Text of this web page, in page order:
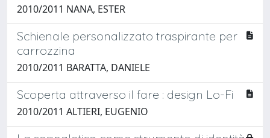
2010/2011 NANA, ESTER
Schienale personalizzato traspirante per
carrozzina
2010/2011 BARATTA, DANIELE
Scoperta attraverso il fare : design Lo-Fi
2010/2011 ALTIERI, EUGENIO